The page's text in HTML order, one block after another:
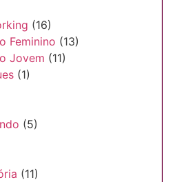
(16)
Feminino (13)
Jovem (11)
(1)
(5)
(11)